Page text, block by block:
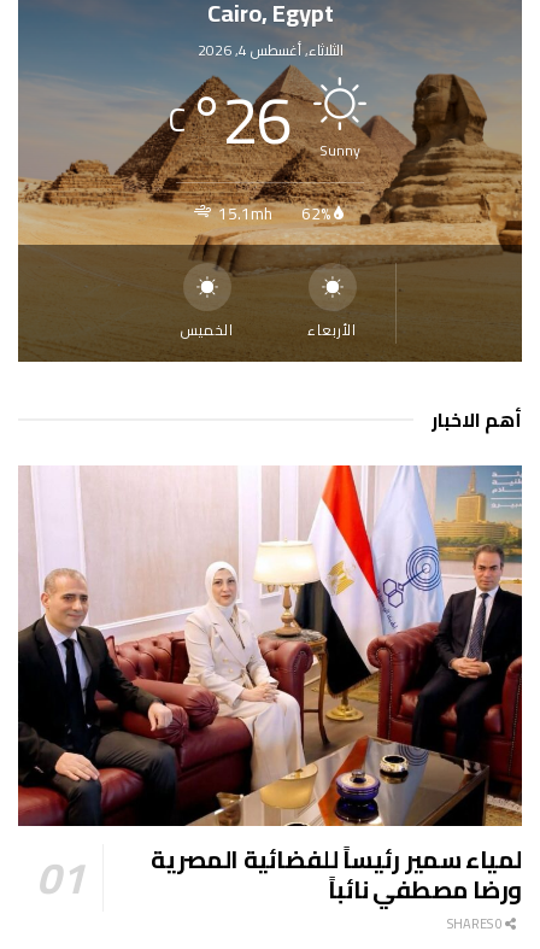
Cairo, Egypt
الثلاثاء, أغسطس 4, 2026
Sunny
26
°
C
62%
15.1mh
الأربعاء الخميس
أهم الاخبار
لمياء سمير رئيساً للفضائية المصرية
ورضا مصطفي نائباً